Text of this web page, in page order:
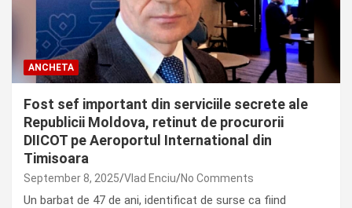
ANCHETA
Fost sef important din serviciile secrete ale
Republicii Moldova, retinut de procurorii
DIICOT pe Aeroportul International din
Timisoara
September 8, 2025 Vlad Enciu No Comments
Un barbat de 47 de ani, identificat de surse ca fiind